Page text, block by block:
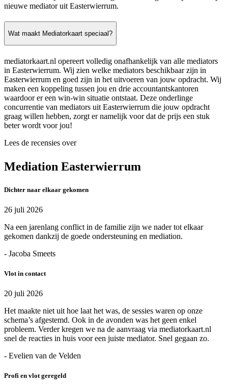
nieuwe mediator uit Easterwierrum.
Wat maakt Mediatorkaart speciaal?
mediatorkaart.nl opereert volledig onafhankelijk van alle mediators
in Easterwierrum. Wij zien welke mediators beschikbaar zijn in
Easterwierrum en goed zijn in het uitvoeren van jouw opdracht. Wij
maken een koppeling tussen jou en drie accountantskantoren
waardoor er een win-win situatie ontstaat. Deze onderlinge
concurrentie van mediators uit Easterwierrum die jouw opdracht
graag willen hebben, zorgt er namelijk voor dat de prijs een stuk
beter wordt voor jou!
Lees de recensies over
Mediation Easterwierrum
Dichter naar elkaar gekomen
26 juli 2026
Na een jarenlang conflict in de familie zijn we nader tot elkaar
gekomen dankzij de goede ondersteuning en mediation.
- Jacoba Smeets
Vlot in contact
20 juli 2026
Het maakte niet uit hoe laat het was, de sessies waren op onze
schema’s afgestemd. Ook in de avonden was het geen enkel
probleem. Verder kregen we na de aanvraag via mediatorkaart.nl
snel de reacties in huis voor een juiste mediator. Snel gegaan zo.
- Evelien van de Velden
Profi en vlot geregeld